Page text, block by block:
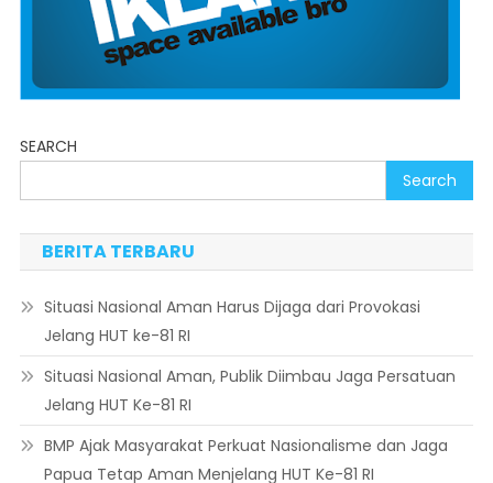
SEARCH
Search
BERITA TERBARU
Situasi Nasional Aman Harus Dijaga dari Provokasi
Jelang HUT ke-81 RI
Situasi Nasional Aman, Publik Diimbau Jaga Persatuan
Jelang HUT Ke-81 RI
BMP Ajak Masyarakat Perkuat Nasionalisme dan Jaga
Papua Tetap Aman Menjelang HUT Ke-81 RI